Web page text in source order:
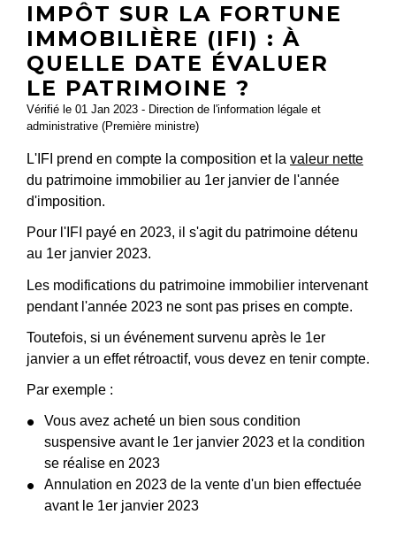
IMPÔT SUR LA FORTUNE
IMMOBILIÈRE (IFI) : À
QUELLE DATE ÉVALUER
LE PATRIMOINE ?
Vérifié le 01 Jan 2023 - Direction de l'information légale et
administrative (Première ministre)
L'IFI prend en compte la composition et la valeur nette
du patrimoine immobilier au 1er janvier de l'année
d'imposition.
Pour l'IFI payé en 2023, il s'agit du patrimoine détenu
au 1er janvier 2023.
Les modifications du patrimoine immobilier intervenant
pendant l'année 2023 ne sont pas prises en compte.
Toutefois, si un événement survenu après le 1er
janvier a un effet rétroactif, vous devez en tenir compte.
Par exemple :
Vous avez acheté un bien sous condition
suspensive avant le 1er janvier 2023 et la condition
se réalise en 2023
Annulation en 2023 de la vente d'un bien effectuée
avant le 1er janvier 2023